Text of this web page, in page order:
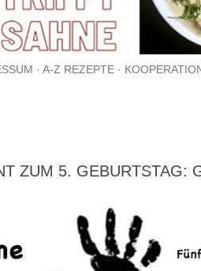
A-Z REZEPTE
ZUM 5. GEBURTSTAG: